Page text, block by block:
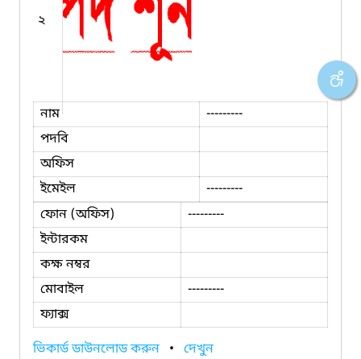
২
নাম
---------
পদবি
অফিস
ইমেইল
---------
ফোন (অফিস)
---------
ইন্টারকম
কক্ষ নম্বর
মোবাইল
---------
ফ্যাক্স
ভিকার্ড ডাউনলোড করুন • দেখুন